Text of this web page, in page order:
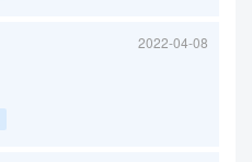
2022-04-08